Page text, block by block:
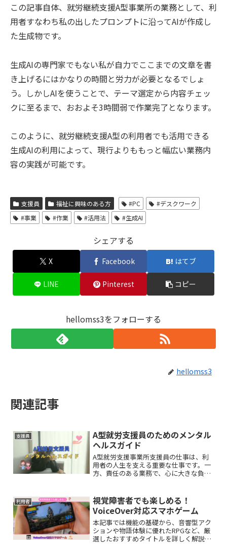
この記事自体、就労継続支援A型事業所の業務として、利
用者すなわち私の出したプロンプトに沿ってAIが作成し
た生成物です。
生成AIの専門家でもない私が自力でここまでの文章を書
き上げるにはかなりの時間と労力が必要となるでしょ
う。しかしAIを使うことで、テーマ選定から内容チェッ
クに至るまで、おおよそ3時間弱で作業完了となります。
このように、就労継続支援A型の利用者でも活用できる
生成AIの利用によって、現行よりももっと幅広い業務内
容の実践が可能です。
支援員 福祉に興味のある方 #PC
#デスクワーク
#事業
#作業 #活用法 #生成AI
シェアする
X Facebook はてブ
LINE Pinterest コピー
hellomss3をフォローする
hellomss3
関連記事
支援員
A型就労支援員のためのメンタル
ヘルスガイド
A型就労支援事業所支援員の仕事は、利
用者の人生を支える重要な仕事です。一
方、責任のある業務で、心に大きな負担
精神的負担と、その具体的な対策につい
て解説します。
利用者
視覚障害者でも楽しめる！
VoiceOver対応スマホゲーム
本記事では機能の基礎から、音響型アク
ションや物語体験に優れたRPGなど、厳
選したおすすめタイトルを詳しく解説し